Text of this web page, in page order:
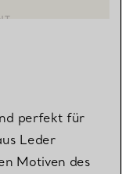
perfekt für
Leder
Motiven des